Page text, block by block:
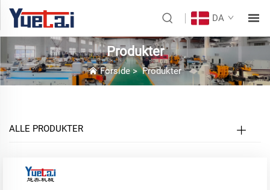
DA
Produkter
Forside>Produkter
ALLE PRODUKTER